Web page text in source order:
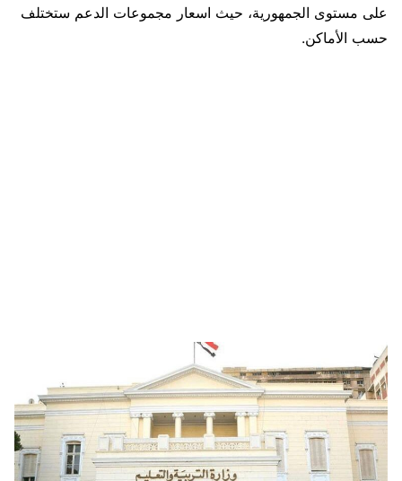
على مستوى الجمهورية، حيث اسعار مجموعات الدعم ستختلف
حسب الأماكن.